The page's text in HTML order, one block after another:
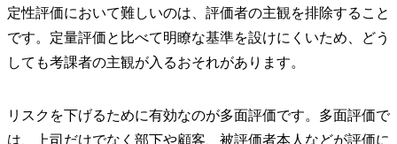
定性評価において難しいのは、評価者の主観を排除すること
です。定量評価と比べて明瞭な基準を設けにくいため、どう
しても考課者の主観が入るおそれがあります。
リスクを下げるために有効なのが多面評価です。多面評価で
は、上司だけでなく部下や顧客、被評価者本人などが評価に